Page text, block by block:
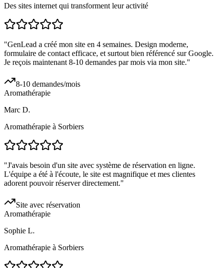
Des sites internet qui transforment leur activité
"GenLead a créé mon site en 4 semaines. Design moderne,
formulaire de contact efficace, et surtout bien référencé sur Google.
Je reçois maintenant 8-10 demandes par mois via mon site."
8-10 demandes/mois
Aromathérapie
Marc D.
Aromathérapie à Sorbiers
"J'avais besoin d'un site avec système de réservation en ligne.
L'équipe a été à l'écoute, le site est magnifique et mes clientes
adorent pouvoir réserver directement."
Site avec réservation
Aromathérapie
Sophie L.
Aromathérapie à Sorbiers